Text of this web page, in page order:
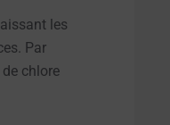
les
Par
chlore